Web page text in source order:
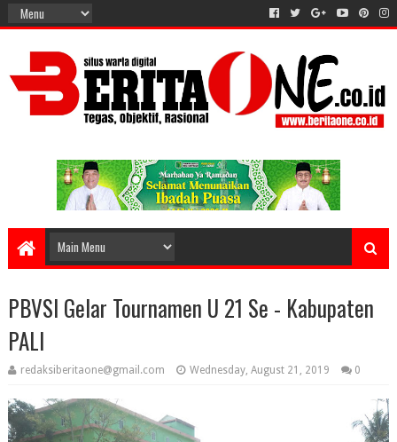
PBVSI Gelar Tournamen U 21 Se - Kabupaten
PALI
redaksiberitaone@gmail.com Wednesday, August 21, 2019 0